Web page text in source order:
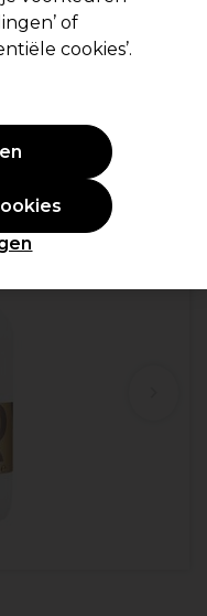
Luminous
of
cookies’.